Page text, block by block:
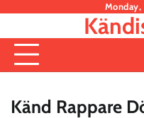
content
Monday,
Känd Rappare